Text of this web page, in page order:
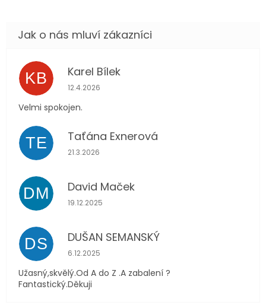
KB Karel Bílek
Hodnocení obchodu je 5 z 5 hvězdiček.
12.4.2026
Velmi spokojen.
TE Taťána Exnerová
Hodnocení obchodu je 5 z 5 hvězdiček.
21.3.2026
DM David Maček
Hodnocení obchodu je 5 z 5 hvězdiček.
19.12.2025
DS DUŠAN SEMANSKÝ
Hodnocení obchodu je 5 z 5 hvězdiček.
6.12.2025
Užasný,skvělý.Od A do Z .A zabalení ?
Fantastický.Děkuji